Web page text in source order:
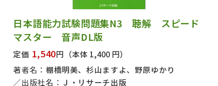
日本語能力試験問題集N3 聴解 スピード
マスター 音声DL版
定価 1,540円 （本体 1,400 円）
著者名： 棚橋明美、杉山ますよ、野原ゆかり
出版社名： Ｊ・リサーチ出版